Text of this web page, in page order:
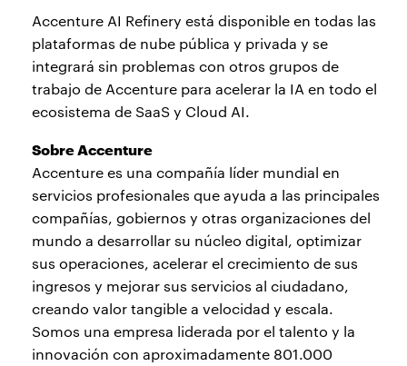
Accenture AI Refinery está disponible en todas las
plataformas de nube pública y privada y se
integrará sin problemas con otros grupos de
trabajo de Accenture para acelerar la IA en todo el
ecosistema de SaaS y Cloud AI.
Sobre Accenture
Accenture es una compañía líder mundial en
servicios profesionales que ayuda a las principales
compañías, gobiernos y otras organizaciones del
mundo a desarrollar su núcleo digital, optimizar
sus operaciones, acelerar el crecimiento de sus
ingresos y mejorar sus servicios al ciudadano,
creando valor tangible a velocidad y escala.
Somos una empresa liderada por el talento y la
innovación con aproximadamente 801.000